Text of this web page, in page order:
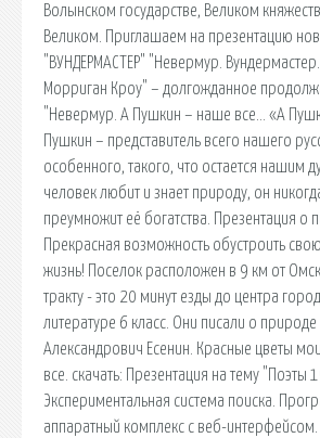
Волынском государстве, Великом
Великом. Приглашаем на презентацию
"ВУНДЕРМАСТЕР" "Невермур.
Морриган Кроу" – долгожданное
"Невермур. А Пушкин – наше все… «А
Пушкин – представитель всего нашего
особенного, такого, что остается нашим
человек любит и знает природу, он
преумножит её богатства. Презентация о
Прекрасная возможность обустроить
жизнь! Поселок расположен в 9 км от
тракту - это 20 минут езды до центра
литературе 6 класс. Они писали о природе
Александрович Есенин. Красные цветы
все. cкачать: Презентация на тему "Поэты
Экспериментальная система поиска.
аппаратный комплекс с веб-